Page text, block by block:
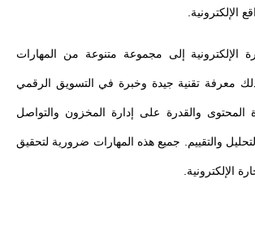
الإلكترونية.
الإلكترونية إلى مجموعة متنوعة من المهارات
معرفة تقنية جيدة وخبرة في التسويق الرقمي
المحتوى والقدرة على إدارة المخزون والتواصل
والتقييم. جميع هذه المهارات ضرورية لتحقيق
الإلكترونية.